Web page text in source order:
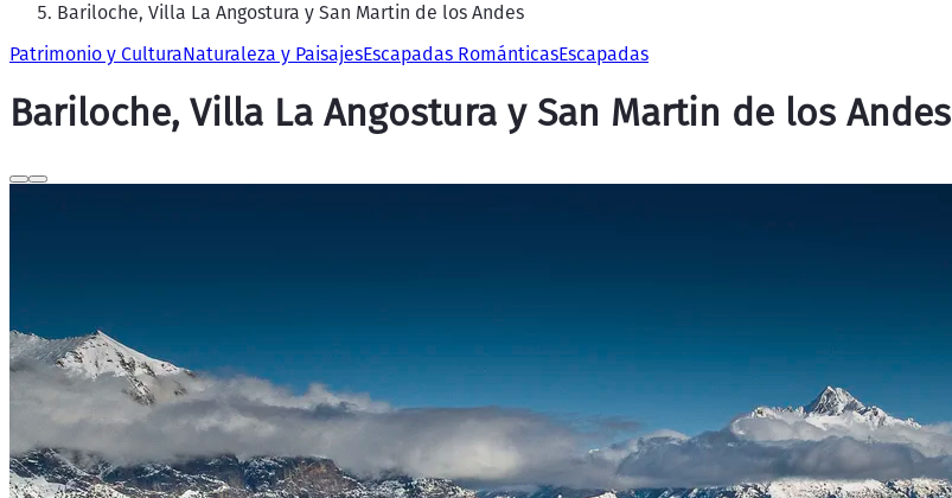
Bariloche, Villa La Angostura y San Martin de los Andes
Patrimonio y CulturaNaturaleza y PaisajesEscapadas RománticasEscapadas
Bariloche, Villa La Angostura y San Martin de los Andes